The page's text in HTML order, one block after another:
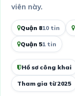
viên này.
Quận 810 tin
Quận 51 tin
Hồ sơ công khai
Tham gia từ 2025